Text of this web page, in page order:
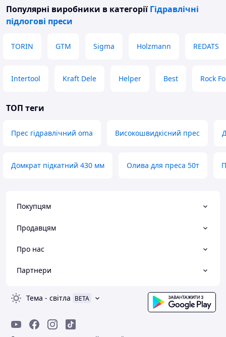
Популярні виробники в категорії Гідравлічні
підлогові преси
TORIN GTM Sigma Holzmann REDATS
Intertool Kraft Dele Helper Best Rock
ТОП теги
Прес гідравлічний oma Високошвидкісний прес
Домкрат підкатний 430 мм Олива для преса 50т
Покупцям
Продавцям
Про нас
Партнери
Тема - світла BETA